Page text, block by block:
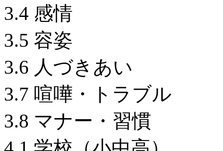
3.4 感情
3.5 容姿
3.6 人づきあい
3.7 喧嘩・トラブ
3.8 マナー・習慣